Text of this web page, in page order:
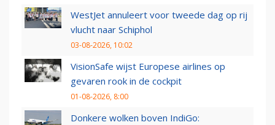
WestJet annuleert voor tweede dag op rij
vlucht naar Schiphol
03-08-2026, 10:02
VisionSafe wijst Europese airlines op
gevaren rook in de cockpit
01-08-2026, 8:00
Donkere wolken boven IndiGo: